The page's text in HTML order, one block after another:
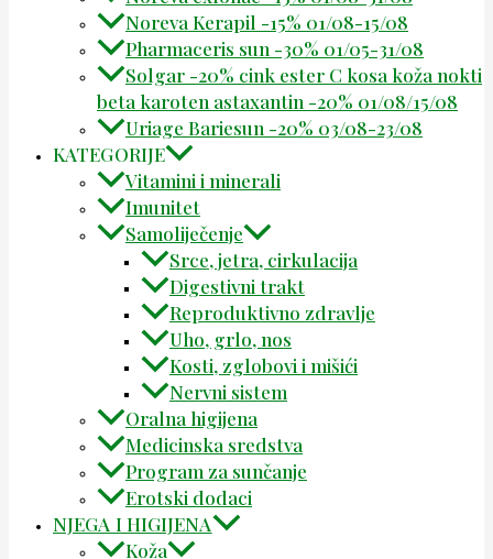
Noreva Kerapil -15% 01/08-15/08
Pharmaceris sun -30% 01/05-31/08
Solgar -20% cink ester C kosa koža nokti
beta karoten astaxantin -20% 01/08/15/08
Uriage Bariesun -20% 03/08-23/08
KATEGORIJE
Vitamini i minerali
Imunitet
Samoliječenje
Srce, jetra, cirkulacija
Digestivni trakt
Reproduktivno zdravlje
Uho, grlo, nos
Kosti, zglobovi i mišići
Nervni sistem
Oralna higijena
Medicinska sredstva
Program za sunčanje
Erotski dodaci
NJEGA I HIGIJENA
Koža